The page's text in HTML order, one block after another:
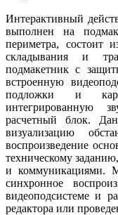
Интерактивный
выполнен на
периметра, состоит
складывания и
подмакетник с
встроенную
подложки и
интегрированную
расчетный блок.
визуализацию
воспроизведение
техническому
и коммуникациями.
синхронное
видеоподсистеме и
редактора или